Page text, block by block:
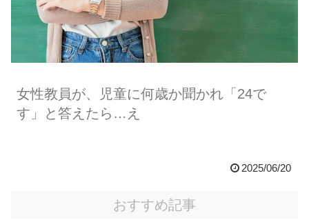
女性教員が、児童に何歳か聞かれ「24で
す」と答えたら…え
2025/06/20
おすすめ記事